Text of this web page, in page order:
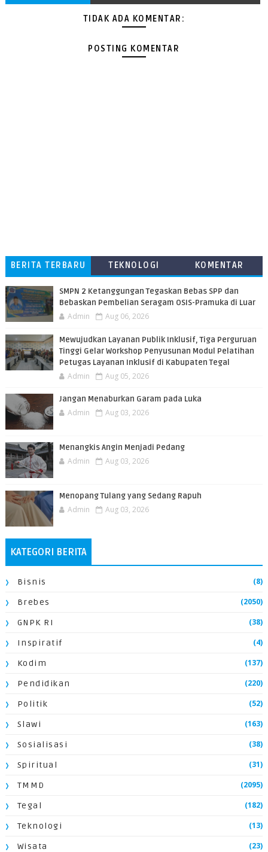
TIDAK ADA KOMENTAR:
POSTING KOMENTAR
BERITA TERBARU TEKNOLOGI
KOMENTAR
SMPN 2 Ketanggungan Tegaskan Bebas SPP dan
Bebaskan Pembelian Seragam OSIS-Pramuka di Luar
Admin Aug 06, 2026
​Mewujudkan Layanan Publik Inklusif, Tiga Perguruan
Tinggi Gelar Workshop Penyusunan Modul Pelatihan
Petugas Layanan Inklusif di Kabupaten Tegal
Admin Aug 05, 2026
Jangan Menaburkan Garam pada Luka
Admin Aug 03, 2026
Menangkis Angin Menjadi Pedang
Admin Aug 03, 2026
Menopang Tulang yang Sedang Rapuh
Admin Aug 03, 2026
KATEGORI BERITA
Bisnis (8)
Brebes (2050)
GNPK RI (38)
Inspiratif (4)
Kodim (137)
Pendidikan (220)
Politik (52)
Slawi (163)
Sosialisasi (38)
Spiritual (31)
TMMD (2095)
Tegal (182)
Teknologi (13)
Wisata (23)